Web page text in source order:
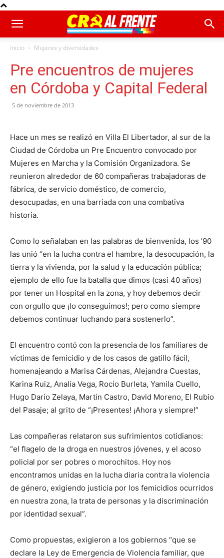
Inicio Mujeres y diversidades
Pre encuentros de mujeres
en Córdoba y Capital Federal
5 de noviembre de 2013
Hace un mes se realizó en Villa El Libertador, al sur de la
Ciudad de Córdoba un Pre Encuentro convocado por
Mujeres en Marcha y la Comisión Organizadora. Se
reunieron alrededor de 60 compañeras trabajadoras de
fábrica, de servicio doméstico, de comercio,
desocupadas, en una barriada con una combativa
historia.
Como lo señalaban en las palabras de bienvenida, los ’90
las unió “en la lucha contra el hambre, la desocupación, la
tierra y la vivienda, por la salud y la educación pública;
ejemplo de ello fue la batalla que dimos (casi 40 años)
por tener un Hospital en la zona, y hoy debemos decir
con orgullo que ¡lo conseguimos!; pero como siempre
debemos continuar luchando para sostenerlo”.
El encuentro contó con la presencia de los familiares de
víctimas de femicidio y de los casos de gatillo fácil,
homenajeando a Marisa Cárdenas, Alejandra Cuestas,
Karina Ruiz, Analía Vega, Rocío Burleta, Yamila Cuello,
Hugo Darío Zelaya, Martín Castro, David Moreno, El Rubio
del Pasaje; al grito de “¡Presentes! ¡Ahora y siempre!”
Las compañeras relataron sus sufrimientos cotidianos:
“el flagelo de la droga en nuestros jóvenes, y el acoso
policial por ser pobres o morochitos. Hoy nos
encontramos unidas en la lucha diaria contra la violencia
de género, exigiendo justicia por los femicidios ocurridos
en nuestra zona, la trata de personas y la discriminación
por identidad sexual”.
Como propuestas, exigieron a los gobiernos “que se
declare la Ley de Emergencia de Violencia familiar, que